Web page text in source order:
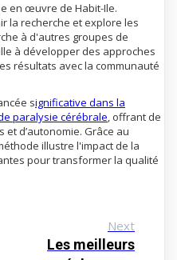
en œuvre de Habit-Ile.
la recherche et explore les
à d'autres groupes de
à développer des approches
résultats avec la communauté
significative dans la
paralysie cérébrale, offrant de
d’autonomie. Grâce au
illustre l'impact de la
pour transformer la qualité
Next
Les meilleurs